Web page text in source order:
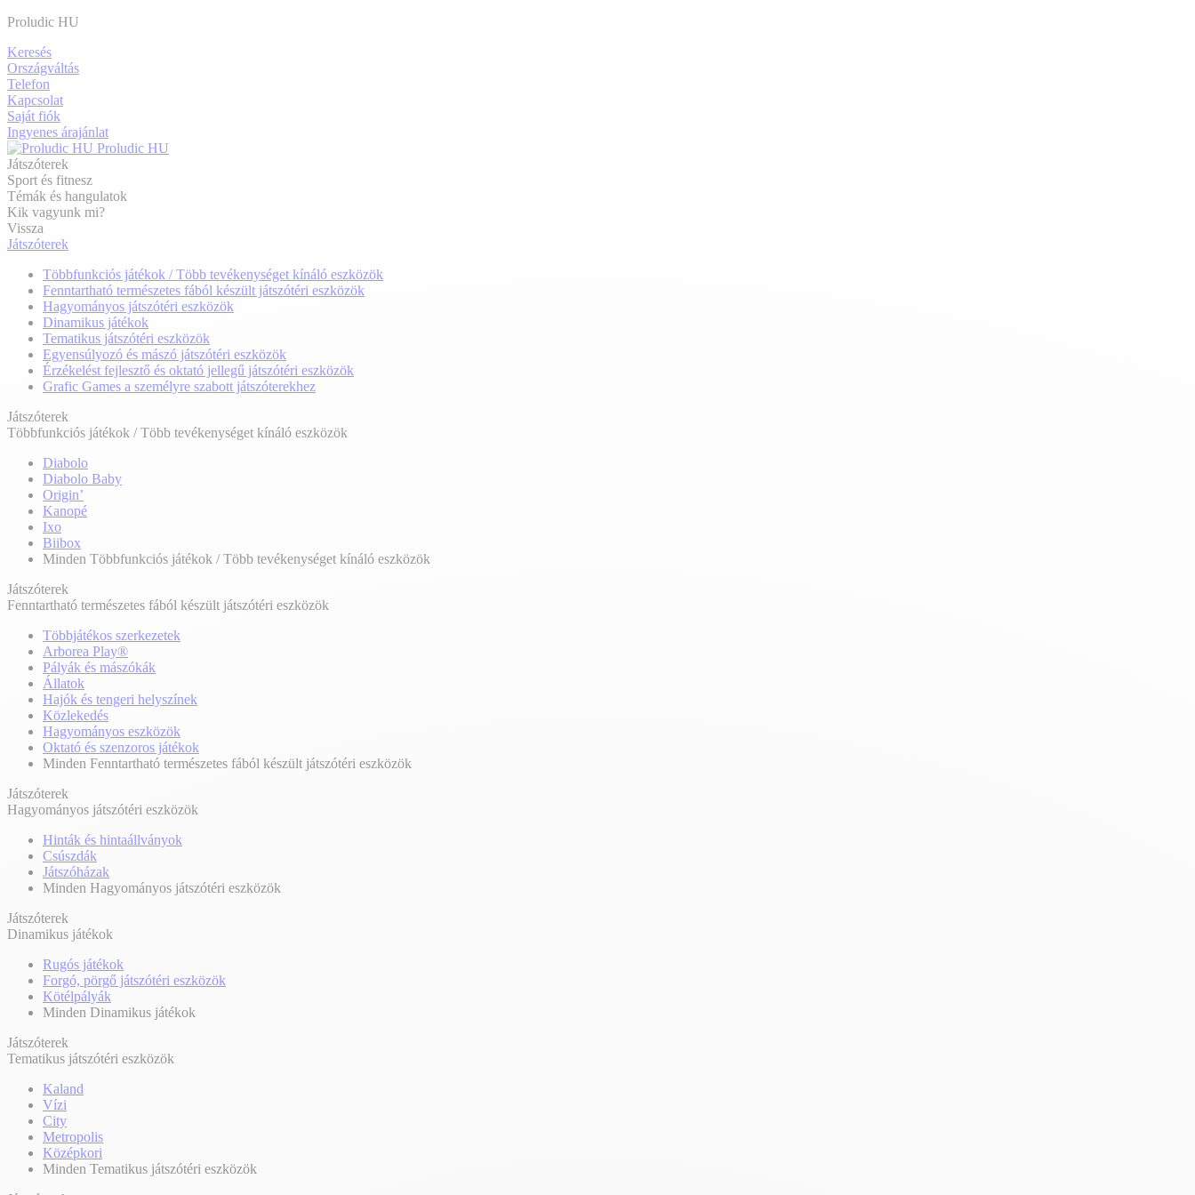
Proludic HU
Keresés
Országváltás
Telefon
Kapcsolat
Saját fiók
Ingyenes árajánlat
Proludic HU
Játszóterek
Sport és fitnesz
Témák és hangulatok
Kik vagyunk mi?
Vissza
Játszóterek
Többfunkciós játékok / Több tevékenységet kínáló eszközök
Fenntartható természetes fából készült játszótéri eszközök
Hagyományos játszótéri eszközök
Dinamikus játékok
Tematikus játszótéri eszközök
Egyensúlyozó és mászó játszótéri eszközök
Érzékelést fejlesztő és oktató jellegű játszótéri eszközök
Grafic Games a személyre szabott játszóterekhez
Játszóterek
Többfunkciós játékok / Több tevékenységet kínáló eszközök
Diabolo
Diabolo Baby
Origin’
Kanopé
Ixo
Biibox
Minden Többfunkciós játékok / Több tevékenységet kínáló eszközök
Játszóterek
Fenntartható természetes fából készült játszótéri eszközök
Többjátékos szerkezetek
Arborea Play®
Pályák és mászókák
Állatok
Hajók és tengeri helyszínek
Közlekedés
Hagyományos eszközök
Oktató és szenzoros játékok
Minden Fenntartható természetes fából készült játszótéri eszközök
Játszóterek
Hagyományos játszótéri eszközök
Hinták és hintaállványok
Csúszdák
Játszóházak
Minden Hagyományos játszótéri eszközök
Játszóterek
Dinamikus játékok
Rugós játékok
Forgó, pörgő játszótéri eszközök
Kötélpályák
Minden Dinamikus játékok
Játszóterek
Tematikus játszótéri eszközök
Kaland
Vízi
City
Metropolis
Középkori
Minden Tematikus játszótéri eszközök